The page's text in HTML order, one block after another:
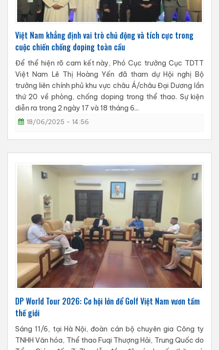
Việt Nam khẳng định vai trò chủ động và tích cực trong
cuộc chiến chống doping toàn cầu
Để thể hiện rõ cam kết này, Phó Cục trưởng Cục TDTT
Việt Nam Lê Thị Hoàng Yến đã tham dự Hội nghị Bộ
trưởng liên chính phủ khu vực châu Á/châu Đại Dương lần
thứ 20 về phòng, chống doping trong thể thao. Sự kiện
diễn ra trong 2 ngày 17 và 18 tháng 6...
18/06/2025 - 14:56
DP World Tour 2026: Cơ hội lớn để Golf Việt Nam vươn tầm
thế giới
Sáng 11/6, tại Hà Nội, đoàn cán bộ chuyên gia Công ty
TNHH Văn hóa, Thể thao Fuqi Thượng Hải, Trung Quốc do